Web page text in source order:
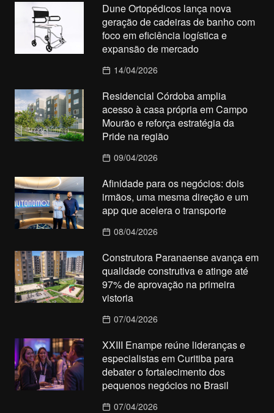
Dune Ortopédicos lança nova
geração de cadeiras de banho com
foco em eficiência logística e
expansão de mercado
14/04/2026
Residencial Córdoba amplia
acesso à casa própria em Campo
Mourão e reforça estratégia da
Pride na região
09/04/2026
Afinidade para os negócios: dois
irmãos, uma mesma direção e um
app que acelera o transporte
08/04/2026
Construtora Paranaense avança em
qualidade construtiva e atinge até
97% de aprovação na primeira
vistoria
07/04/2026
XXIII Enampe reúne lideranças e
especialistas em Curitiba para
debater o fortalecimento dos
pequenos negócios no Brasil
07/04/2026